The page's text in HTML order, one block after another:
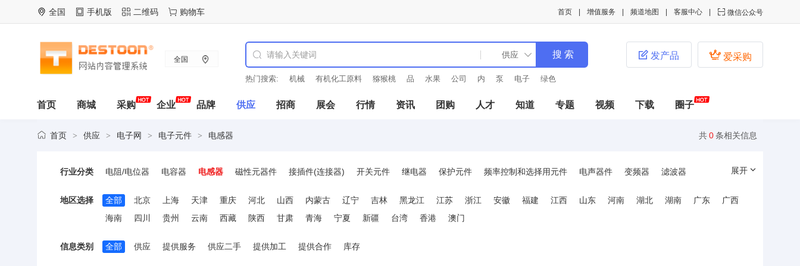
全国 手机版 二维码 购物车  微信公众号
客服中心
频道地图
增值服务
首页
全国
热门搜索: 机械 有机化工原料 猕猴桃 品 水果 公司 内 泵 电子 绿色
 爱采购
 发产品
首页 商城 采购 企业 品牌 供应 招商 展会 行情 资讯 团购 人才 知道 专题 视频 下载 圈子
共0条相关信息
首页 > 供应 > 电子网 > 电子元件 > 电感器
行业分类 电阻/电位器 电容器 电感器 磁性元器件 接插件(连接器) 开关元件 继电器 保护元件 频率控制和选择用元件 电声器件 变频器
滤波器
展开
地区选择 全部 北京 上海 天津 重庆 河北 山西 内蒙古 辽宁 吉林 黑龙江 江苏 浙江 安徽 福建 江西 山东 河南 湖北 湖南 广东
广西
海南
四川 贵州 云南 西藏 陕西 甘肃 青海 宁夏 新疆 台湾 香港 澳门
信息类别 全部 供应 提供服务 供应二手 提供加工 提供合作 库存